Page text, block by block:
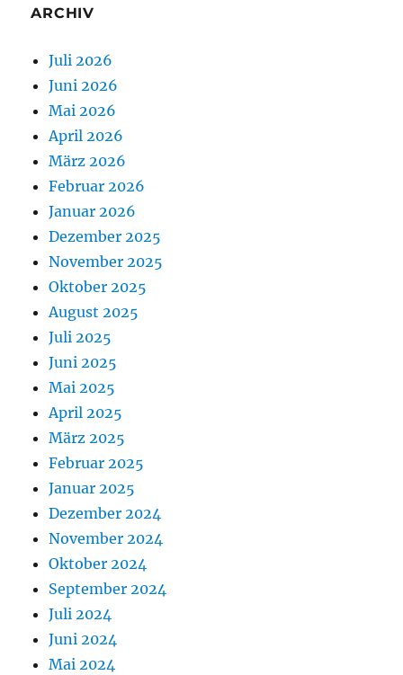
ARCHIV
Juli 2026
Juni 2026
Mai 2026
April 2026
März 2026
Februar 2026
Januar 2026
Dezember 2025
November 2025
Oktober 2025
August 2025
Juli 2025
Juni 2025
Mai 2025
April 2025
März 2025
Februar 2025
Januar 2025
Dezember 2024
November 2024
Oktober 2024
September 2024
Juli 2024
Juni 2024
Mai 2024